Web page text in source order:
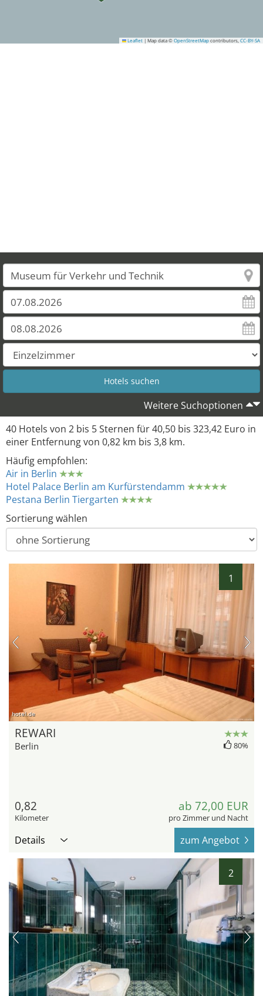
Leaflet | Map data © OpenStreetMap contributors, CC-BY-SA
Weitere Suchoptionen
40 Hotels von 2 bis 5 Sternen für 40,50 bis 323,42 Euro in
einer Entfernung von 0,82 km bis 3,8 km.
Häufig empfohlen:
Air in Berlin
Hotel Palace Berlin am Kurfürstendamm
Pestana Berlin Tiergarten
Sortierung wählen
1
hotel.de
REWARI
Berlin 80%
0,82
Kilometer
ab 72,00 EUR
pro Zimmer und Nacht
Details zum Angebot
2